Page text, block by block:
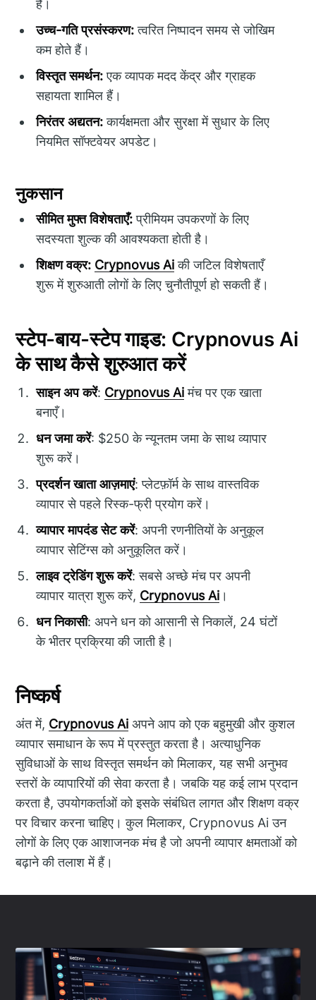
है।
उच्च-गति प्रसंस्करण:त्वरित निष्पादन समय से जोखिम
कम होते हैं।
विस्तृत समर्थन:एक व्यापक मदद केंद्र और ग्राहक
सहायता शामिल हैं।
निरंतर अद्यतन:कार्यक्षमता और सुरक्षा में सुधार के लिए
नियमित सॉफ्टवेयर अपडेट।
नुकसान
सीमित मुफ्त विशेषताएँ:प्रीमियम उपकरणों के लिए
सदस्यता शुल्क की आवश्यकता होती है।
शिक्षण वक्र: Crypnovus Aiकी जटिल विशेषताएँ
शुरू में शुरुआती लोगों के लिए चुनौतीपूर्ण हो सकती हैं।
स्टेप-बाय-स्टेप गाइड: Crypnovus Ai
के साथ कैसे शुरुआत करें
साइन अप करें: Crypnovus Aiमंच पर एक खाता
बनाएँ।
धन जमा करें: $250 के न्यूनतम जमा के साथ व्यापार
शुरू करें।
प्रदर्शन खाता आज़माएं: प्लेटफ़ॉर्म के साथ वास्तविक
व्यापार से पहले रिस्क-फ्री प्रयोग करें।
व्यापार मापदंड सेट करें: अपनी रणनीतियों के अनुकूल
व्यापार सेटिंग्स को अनुकूलित करें।
लाइव ट्रेडिंग शुरू करें: सबसे अच्छे मंच पर अपनी
व्यापार यात्रा शुरू करें, Crypnovus Ai ।
धन निकासी: अपने धन को आसानी से निकालें, 24 घंटों
के भीतर प्रक्रिया की जाती है।
निष्कर्ष
अंत में, Crypnovus Ai अपने आप को एक बहुमुखी और कुशल
व्यापार समाधान के रूप में प्रस्तुत करता है। अत्याधुनिक
सुविधाओं के साथ विस्तृत समर्थन को मिलाकर, यह सभी अनुभव
स्तरों के व्यापारियों की सेवा करता है। जबकि यह कई लाभ प्रदान
करता है, उपयोगकर्ताओं को इसके संबंधित लागत और शिक्षण वक्र
पर विचार करना चाहिए। कुल मिलाकर, Crypnovus Ai उन
लोगों के लिए एक आशाजनक मंच है जो अपनी व्यापार क्षमताओं को
बढ़ाने की तलाश में हैं।